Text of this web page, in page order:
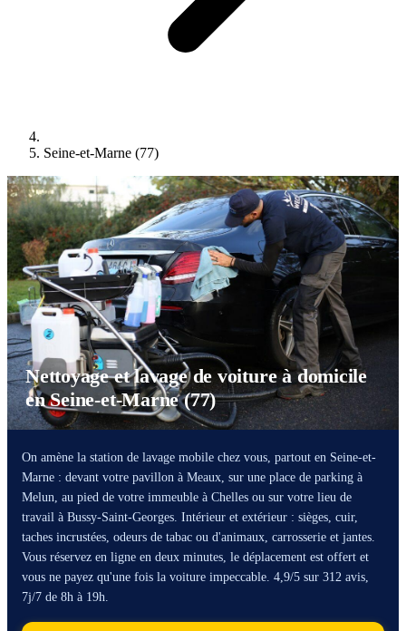
Seine-et-Marne (77)
Nettoyage et lavage de voiture à domicile
en Seine-et-Marne (77)
On amène la station de lavage mobile chez vous, partout en Seine-et-
Marne : devant votre pavillon à Meaux, sur une place de parking à
Melun, au pied de votre immeuble à Chelles ou sur votre lieu de
travail à Bussy-Saint-Georges. Intérieur et extérieur : sièges, cuir,
taches incrustées, odeurs de tabac ou d'animaux, carrosserie et jantes.
Vous réservez en ligne en deux minutes, le déplacement est offert et
vous ne payez qu'une fois la voiture impeccable. 4,9/5 sur 312 avis,
7j/7 de 8h à 19h.